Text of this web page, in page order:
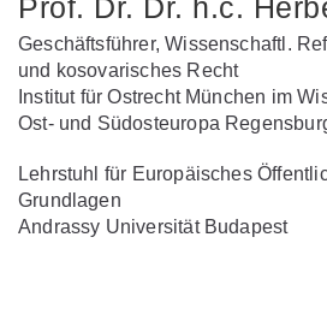
Prof. Dr. Dr. h.c.
Geschäftsführer, Wissenschaftl.
und kosovarisches Recht
Institut für Ostrecht München im
Ost- und Südosteuropa
Lehrstuhl für Europäisches
Grundlagen
Andrassy Universität Budapest